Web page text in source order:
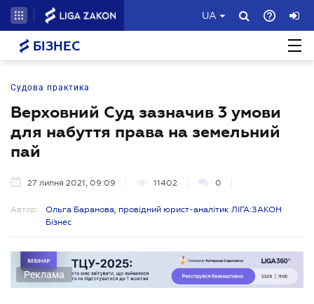
UA
БІЗНЕС
Судова практика
Верховний Суд зазначив 3 умови
для набуття права на земельний
пай
27 липня 2021, 09:09 11402 0
Автор:
Ольга Баранова, провідний юрист-аналітик ЛІГА:ЗАКОН
Бізнес
Реклама